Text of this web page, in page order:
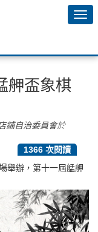
舺盃象棋
鋪自治委員會於
1366 次閱讀
舉辦，第十一屆艋舺